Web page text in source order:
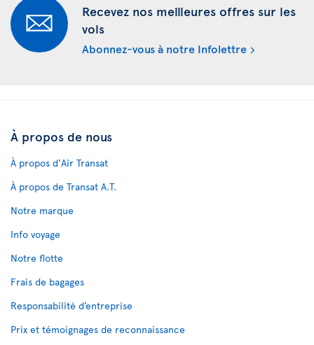
Recevez nos meilleures offres sur les
vols
Abonnez-vous à notre Infolettre
À propos de nous
À propos d'Air Transat
À propos de Transat A.T.
Notre marque
Info voyage
Notre flotte
Frais de bagages
Responsabilité d’entreprise
Prix et témoignages de reconnaissance